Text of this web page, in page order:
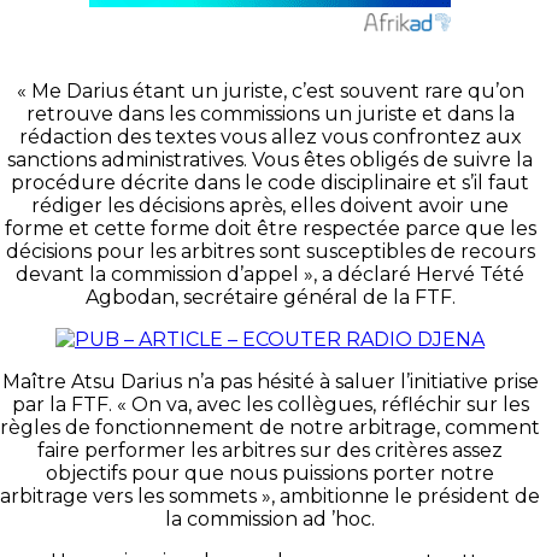
« Me Darius étant un juriste, c’est souvent rare qu’on
retrouve dans les commissions un juriste et dans la
rédaction des textes vous allez vous confrontez aux
sanctions administratives. Vous êtes obligés de suivre la
procédure décrite dans le code disciplinaire et s’il faut
rédiger les décisions après, elles doivent avoir une
forme et cette forme doit être respectée parce que les
décisions pour les arbitres sont susceptibles de recours
devant la commission d’appel », a déclaré Hervé Tété
Agbodan, secrétaire général de la FTF.
Maître Atsu Darius n’a pas hésité à saluer l’initiative prise
par la FTF. « On va, avec les collègues, réfléchir sur les
règles de fonctionnement de notre arbitrage, comment
faire performer les arbitres sur des critères assez
objectifs pour que nous puissions porter notre
arbitrage vers les sommets », ambitionne le président de
la commission ad ’hoc.